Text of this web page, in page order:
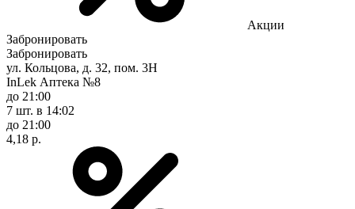
Акции
Забронировать
Забронировать
ул. Кольцова, д. 32, пом. 3Н
InLek Аптека №8
до 21:00
7 шт. в 14:02
до 21:00
4,18 р.